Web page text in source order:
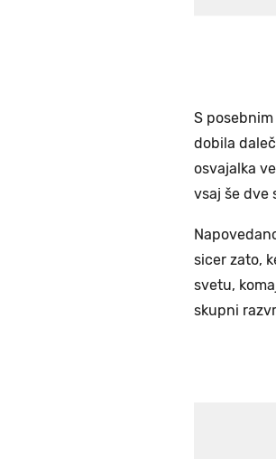
S
dobila
osvajalka
vsaj še dve
sicer zato,
svetu,
skupni